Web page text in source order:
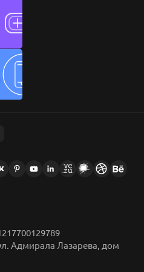
Адмирала Лазарева, дом